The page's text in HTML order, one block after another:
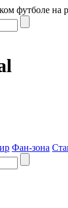
футболе на
Фан-зона